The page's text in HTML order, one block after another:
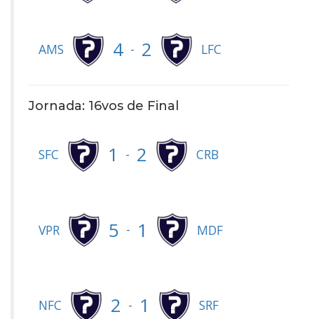
AMS 4 - 2 LFC
Jornada: 16vos de Final
SFC 1 - 2 CRB
VPR 5 - 1 MDF
NFC 2 - 1 SRF